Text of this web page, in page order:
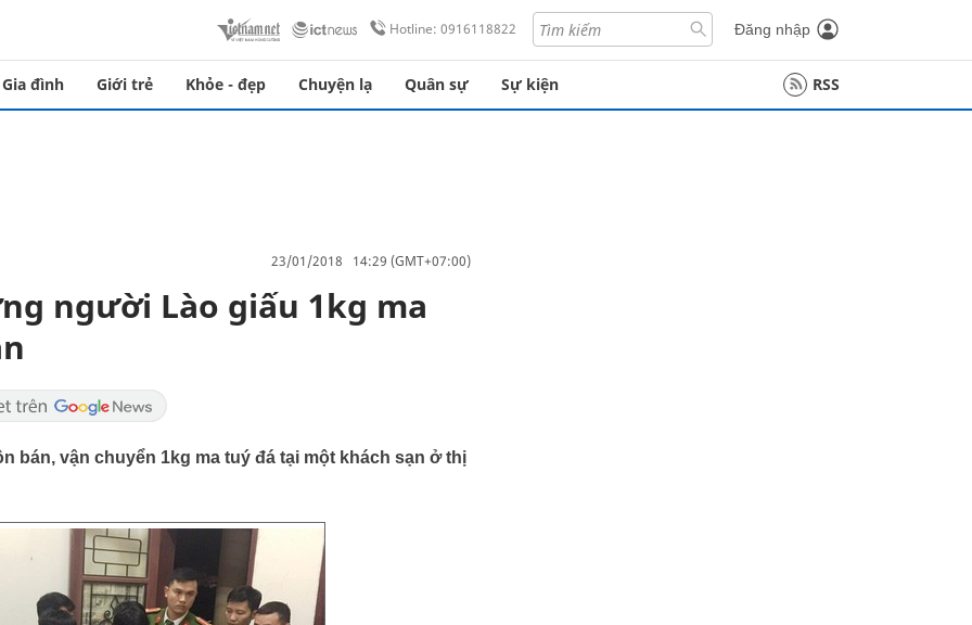
Hotline: 0916118822 Đăng nhập
Gia đình Giới trẻ Khỏe - đẹp Chuyện lạ Quân sự Sự kiện RSS
23/01/2018 14:29 (GMT+07:00)
người Lào giấu 1kg ma
bán, vận chuyển 1kg ma tuý đá tại một khách sạn ở thị